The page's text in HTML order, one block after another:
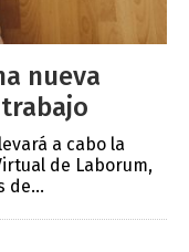
nueva
a cabo la
de Laborum,
de...